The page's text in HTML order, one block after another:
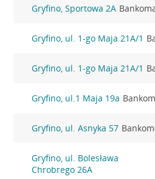
Gryfino, Sportowa 2A
Gryfino, ul. 1-go Maja 21A/1
Gryfino, ul. 1-go Maja 21A/1
Gryfino, ul.1 Maja 19a
Gryfino, ul. Asnyka 57
Gryfino, ul. Bolesława
Chrobrego 26A